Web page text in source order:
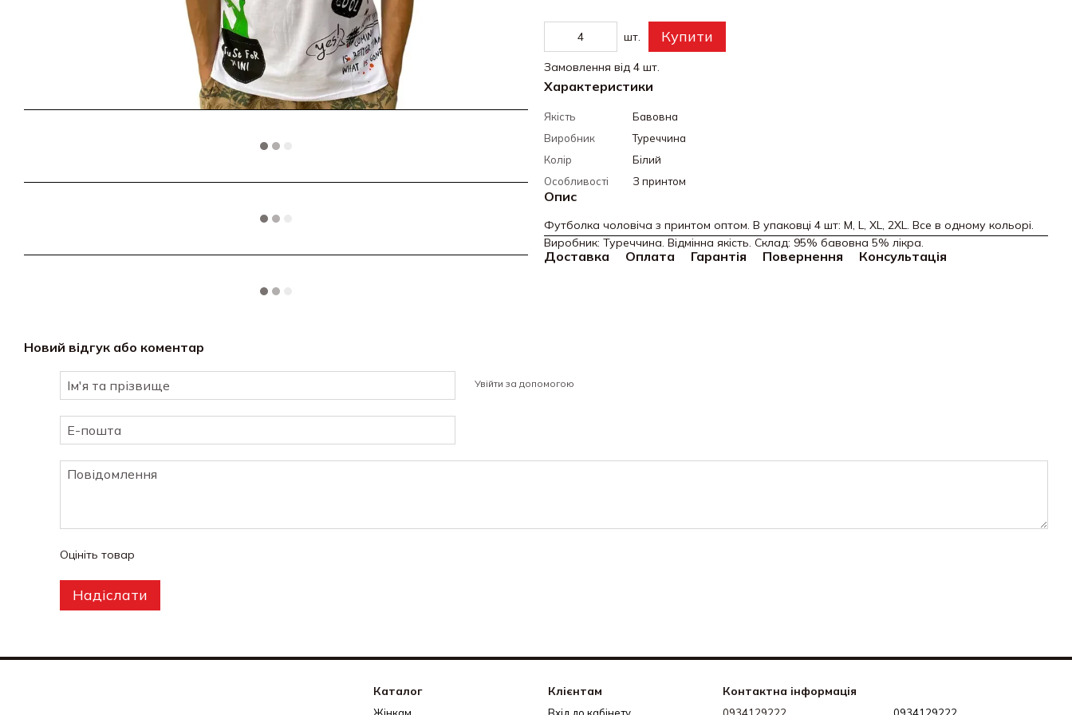
шт. Купити
Замовлення від 4 шт.
Характеристики
Якість
Бавовна
Виробник
Туреччина
Колір
Білий
Особливості
З принтом
Опис
Футболка чоловіча з принтом оптом. В упаковці 4 шт: M, L, XL, 2XL. Все в одному кольорі.
Виробник: Туреччина. Відмінна якість. Склад: 95% бавовна 5% лікра.
Доставка Оплата Гарантія Повернення Консультація
Новий відгук або коментар
Увійти за допомогою
Оцініть товар
Надіслати
Каталог Клієнтам Контактна інформація